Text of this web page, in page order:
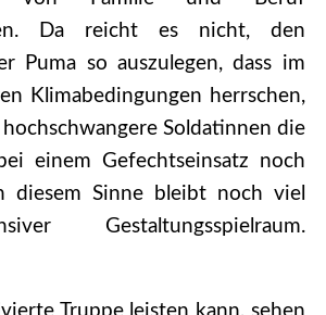
Da reicht es nicht, den
Puma so auszulegen, dass im
Klimabedingungen herrschen,
Soldatinnen die
einem Gefechtseinsatz noch
diesem Sinne bleibt noch viel
Gestaltungsspielraum.